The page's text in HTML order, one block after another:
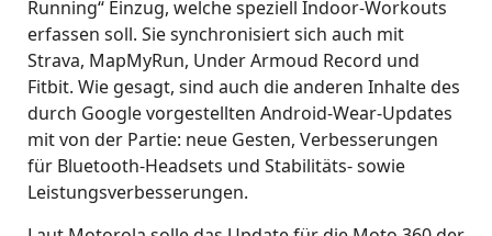
Running“ Einzug, welche speziell Indoor-Workouts
erfassen soll. Sie synchronisiert sich auch mit
Strava, MapMyRun, Under Armoud Record und
Fitbit. Wie gesagt, sind auch die anderen Inhalte des
durch Google vorgestellten Android-Wear-Updates
mit von der Partie: neue Gesten, Verbesserungen
für Bluetooth-Headsets und Stabilitäts- sowie
Leistungsverbesserungen.